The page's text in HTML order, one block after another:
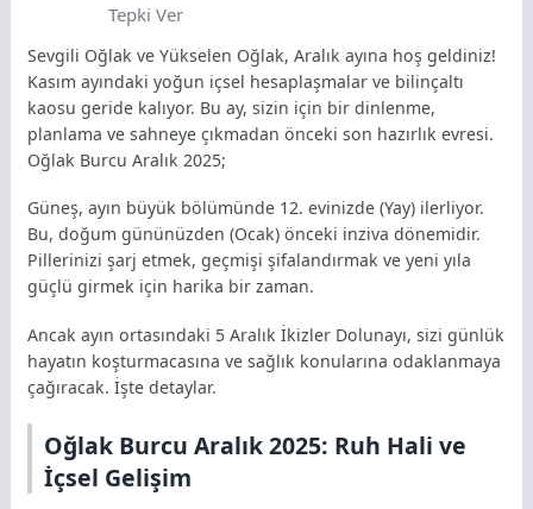
Tepki Ver
Sevgili Oğlak ve Yükselen Oğlak, Aralık ayına hoş geldiniz!
Kasım ayındaki yoğun içsel hesaplaşmalar ve bilinçaltı
kaosu geride kalıyor. Bu ay, sizin için bir dinlenme,
planlama ve sahneye çıkmadan önceki son hazırlık evresi.
Oğlak Burcu Aralık 2025;
Güneş, ayın büyük bölümünde 12. evinizde (Yay) ilerliyor.
Bu, doğum gününüzden (Ocak) önceki inziva dönemidir.
Pillerinizi şarj etmek, geçmişi şifalandırmak ve yeni yıla
güçlü girmek için harika bir zaman.
Ancak ayın ortasındaki 5 Aralık İkizler Dolunayı, sizi günlük
hayatın koşturmacasına ve sağlık konularına odaklanmaya
çağıracak. İşte detaylar.
Oğlak Burcu Aralık 2025: Ruh Hali ve
İçsel Gelişim